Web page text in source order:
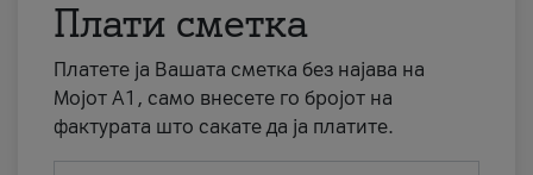
Плати сметка
Платете ја Вашата сметка без најава на
Мојот А1, само внесете го бројот на
фактурата што сакате да ја платите.